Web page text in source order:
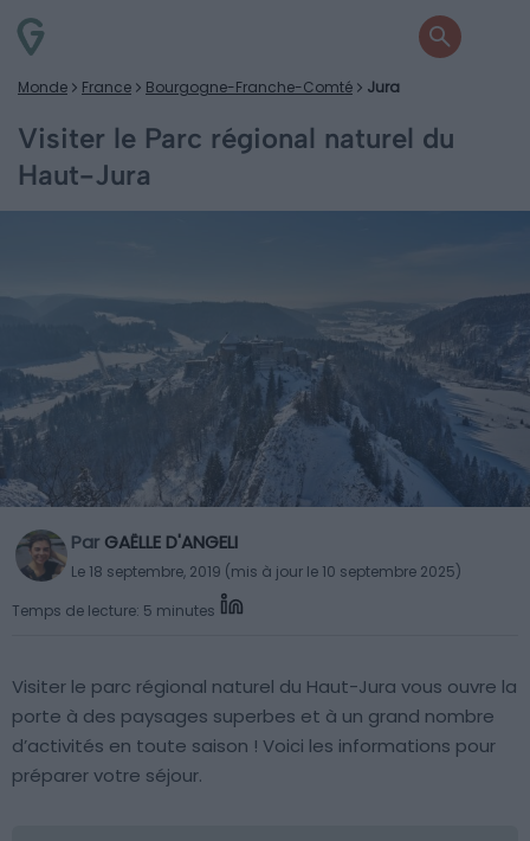
Monde France Bourgogne-Franche-Comté Jura
Visiter le Parc régional naturel du
Haut-Jura
Par GAËLLE D'ANGELI
Le 18 septembre, 2019 (mis à jour le 10 septembre 2025)
Temps de lecture: 5 minutes
Visiter le parc régional naturel du Haut-Jura vous ouvre la
porte à des paysages superbes et à un grand nombre
d’activités en toute saison ! Voici les informations pour
préparer votre séjour.